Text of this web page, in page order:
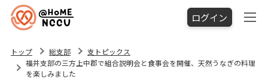
ログイン
トップ 総支部
支トピックス
福井支部の三方上中郡で組合説明会と食事会を開催、天然うなぎの料理
を楽しみました